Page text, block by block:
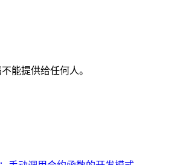
能提供给任何人。